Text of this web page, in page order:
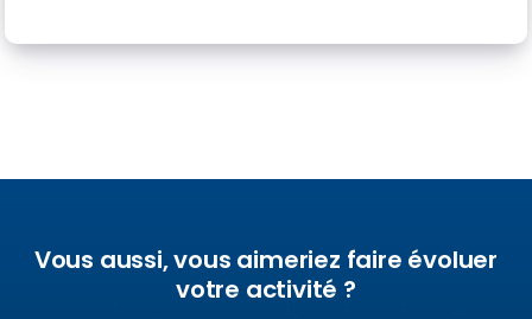
Vous aussi, vous aimeriez faire évoluer
votre activité ?